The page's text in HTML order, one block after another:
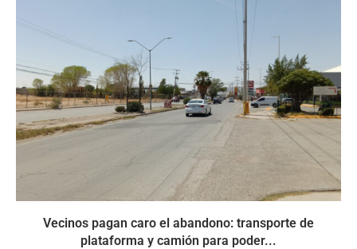
Vecinos pagan caro el abandono: transporte de
plataforma y camión para poder...